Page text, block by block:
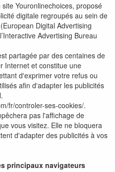
Youronlinechoices, proposé
digitale regroupés au sein de
Digital Advertising
Advertising Bureau
partagée par des centaines de
Internet et constitue une
d'exprimer votre refus ou
afin d'adapter les publicités
fr/controler-ses-cookies/.
pas l'affichage de
vous visitez. Elle ne bloquera
d'adapter des publicités à vos
principaux navigateurs